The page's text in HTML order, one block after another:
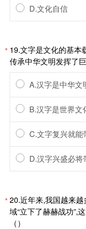
D.文化自信
* 19.文字是文化的基本
传承中华文明发挥了
A.汉字是中华文
B.汉字是世界文
C.文字复兴就能
D.汉字兴盛必
*20.近年来,我国越来
域“立下了赫赫战功”,
（）